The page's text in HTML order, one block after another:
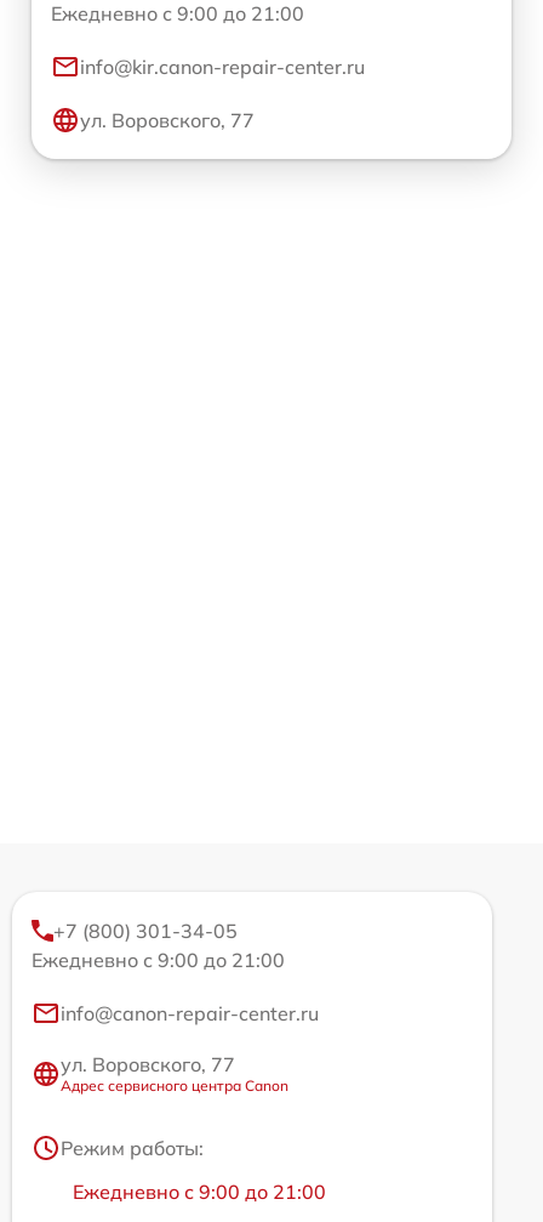
Ежедневно с 9:00 до 21:00
info@kir.canon-repair-center.ru
ул. Воровского, 77
+7 (800) 301-34-05
Ежедневно с 9:00 до 21:00
info@canon-repair-center.ru
ул. Воровского, 77
Адрес сервисного центра Canon
Режим работы:
Ежедневно с 9:00 до 21:00